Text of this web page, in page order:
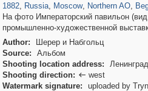
1882, Russia, Moscow, Northern AO,
На фото Императорский павильон
промышленно-художественной
Author:
Шерер и Набгольц
Source:
Альбом
Shooting location address:
Shooting direction:  west
Watermark signature:
uploaded by